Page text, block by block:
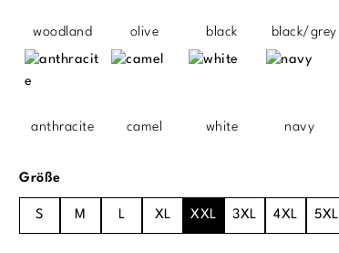
woodland olive black black/grey
anthracite camel white navy
Größeauswählen
S M L XL XXL 3XL 4XL 5XL